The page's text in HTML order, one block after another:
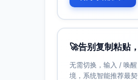
次要角色：
黎俊羽（薇安的
盾，还将真相一
沈如安（男主父
同时将薇安推入
叶静然（公众律
🚀告别复制粘贴
无需切换，输入 / 唤
境，系统智能推荐最